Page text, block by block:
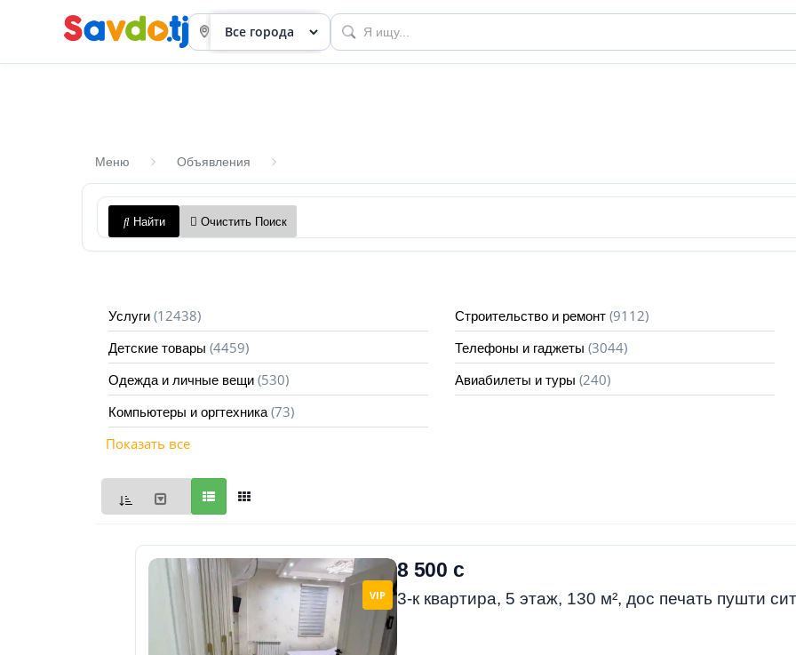
приборов
объявления
Меню Объявления
Найти Очистить Поиск
Услуги (12438) Строительство и ремонт (9112)
Детские товары (4459) Телефоны и гаджеты (3044)
Одежда и личные вещи (530) Авиабилеты и туры (240)
Компьютеры и оргтехника (73)
Показать все
VIP
8 500 с
3-к квартира, 5 этаж, 130 м², дос печать пушти